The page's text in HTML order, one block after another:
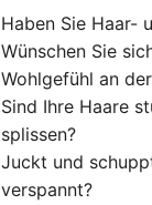
Haben Sie Haar-
Wünschen Sie
Wohlgefühl an
Sind Ihre Haare
splissen?
Juckt und
verspannt?